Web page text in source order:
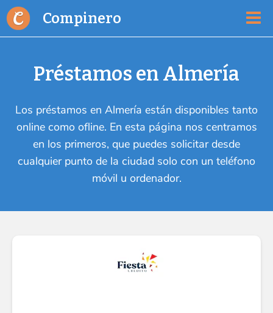
Compinero
Préstamos en Almería
Los préstamos en Almería están disponibles tanto
online como ofline. En esta página nos centramos
en los primeros, que puedes solicitar desde
cualquier punto de la ciudad solo con un teléfono
móvil u ordenador.